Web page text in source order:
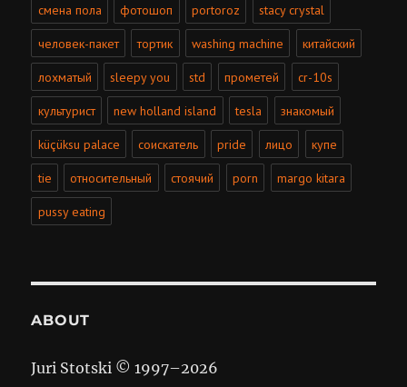
смена пола фотошоп portoroz stacy crystal
человек-пакет тортик washing machine китайский
лохматый sleepy you std прометей cr-10s
культурист new holland island tesla знакомый
küçüksu palace соискатель pride лицо купе
tie относительный стоячий porn margo kitara
pussy eating
ABOUT
Juri Stotski © 1997–2026